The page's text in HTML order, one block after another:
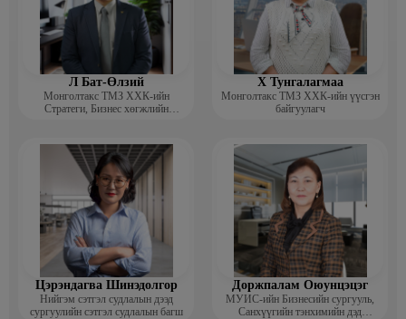
Л Бат-Өлзий
Монголтакс ТМЗ ХХК-ийн
Стратеги, Бизнес хөгжлийн
Х Тунгалагмаа
Монголтакс ТМЗ ХХК-ийн үүсгэн
байгуулагч
Цэрэндагва Шинэдолгор
Нийгэм сэтгэл судлалын дээд
сургуулийн сэтгэл судлалын багш
Доржпалам Оюунцэцэг
МУИС-ийн Бизнесийн сургууль,
Санхүүгийн тэнхимийн дэд